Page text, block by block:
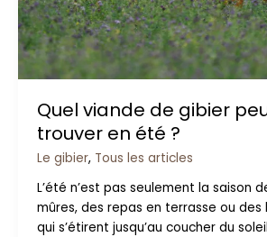
Quel viande de gibier
trouver en été ?
Le gibier, Tous les articles
L’été n’est pas seulement la saison
mûres, des repas en terrasse ou des
qui s’étirent jusqu’au coucher du
?